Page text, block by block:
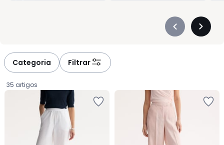
Précédent
Categoria Filtrar
35 artigos